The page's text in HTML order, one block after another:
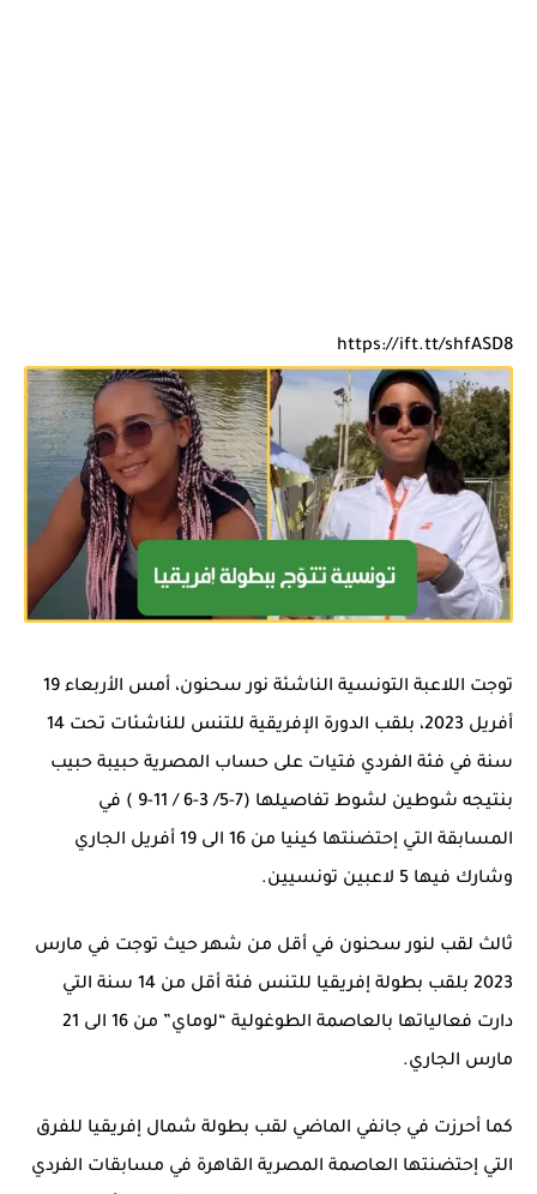
https://ift.tt/shfASD8
توجت اللاعبة التونسية الناشئة نور سحنون، أمس الأربعاء 19
أفريل 2023، بلقب الدورة الإفريقية للتنس للناشئات تحت 14
سنة في فئة الفردي فتيات على حساب المصرية حبيبة حبيب
بنتيجه شوطين لشوط تفاصيلها (7-5/ 3-6 / 11-9 ) في
المسابقة التي إحتضنتها كينيا من 16 الى 19 أفريل الجاري
وشارك فيها 5 لاعبين تونسيين.
ثالث لقب لنور سحنون في أقل من شهر حيث توجت في مارس
2023 بلقب بطولة إفريقيا للتنس فئة أقل من 14 سنة التي
دارت فعالياتها بالعاصمة الطوغولية “لوماي” من 16 الى 21
مارس الجاري.
كما أحرزت في جانفي الماضي لقب بطولة شمال إفريقيا للفرق
التي إحتضنتها العاصمة المصرية القاهرة في مسابقات الفردي